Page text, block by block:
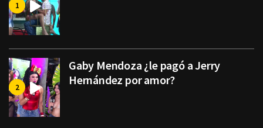
Gaby Mendoza ¿le pagó a Jerry
Hernández por amor?